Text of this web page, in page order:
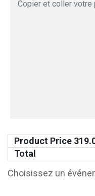
Product Price
Total
Choisissez un